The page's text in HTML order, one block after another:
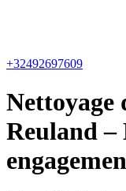
+32492697609
Nettoyage
Reuland –